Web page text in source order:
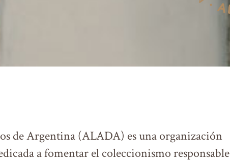
de Argentina (ALADA) es una organización
a fomentar el coleccionismo responsable